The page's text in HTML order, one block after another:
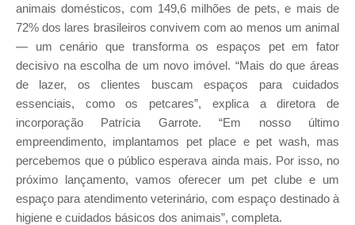
animais domésticos, com 149,6 milhões de pets, e mais de
72% dos lares brasileiros convivem com ao menos um animal
— um cenário que transforma os espaços pet em fator
decisivo na escolha de um novo imóvel. “Mais do que áreas
de lazer, os clientes buscam espaços para cuidados
essenciais, como os petcares”, explica a diretora de
incorporação Patrícia Garrote. “Em nosso último
empreendimento, implantamos pet place e pet wash, mas
percebemos que o público esperava ainda mais. Por isso, no
próximo lançamento, vamos oferecer um pet clube e um
espaço para atendimento veterinário, com espaço destinado à
higiene e cuidados básicos dos animais”, completa.